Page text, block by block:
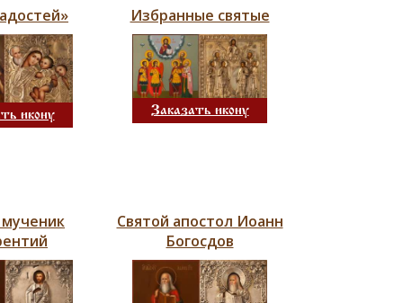
икону
Избранные святые
Заказать икону
Святой апостол Иоанн
Богосдов